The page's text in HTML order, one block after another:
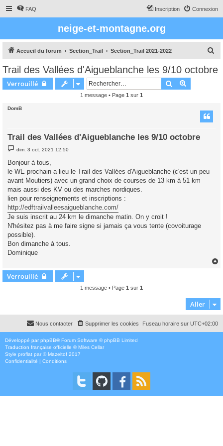
FAQ Connexion
Inscription
neige-et-montagne.org
Accueil du forum Section_Trail Section_Trail 2021-2022
c
Trail des Vallées d'Aigueblanche les 9/10 octobre
Verrouillé Rechercher
1 message • Page 1 sur 1
DomB
Trail des Vallées d'Aigueblanche les 9/10 octobre
M
e
s
a
e
dim. 3 oct. 2021 12:50
Bonjour à tous,
le WE prochain a lieu le Trail des Vallées d'Aigueblanche (c'est un peu
avant Moutiers) avec un grand choix de courses de 13 km à 51 km
mais aussi des KV ou des marches nordiques.
lien pour renseignements et inscriptions :
http://edftrailvalleesaigueblanche.com/
Je suis inscrit au 24 km le dimanche matin. On y croit !
N'hésitez pas à me faire signe si jamais ça vous tente (covoiturage
possible).
Bon dimanche à tous.
Dominique
Verrouillé
1 message • Page 1 sur 1
Aller
Fuseau horaire sur UTC+02:00
Supprimer les cookies
Nous contacter
Développé par phpBB® Forum Software © phpBB Limited
Traduction française officielle ©Miles Cellar
Style proflat par ©Mazeltof 2017
Confidentialité | Conditions